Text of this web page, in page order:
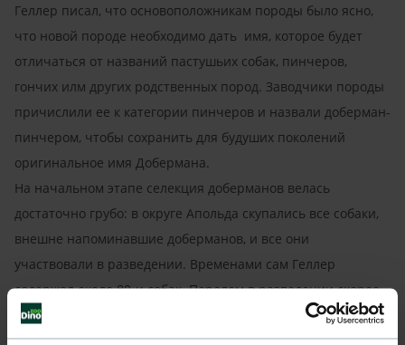
Геллер писал, что основоположникам породы было ясно,
что новой породе необходимо дать имя, которое будет
отличаться от названий пастушьих собак, пинчеров,
гончих илм других родственных пород. Заводчики породы
причислили ее к категории пинчеров и назвали доберман-
пинчером, чтобы сохранить для будуших поколений
оригинальное имя Добермана.
На начальном этапе селекция доберманов велась
достаточно грубо: в округе Апольда скупались все собаки,
внешне напоминавшие доберманов, и все они
участвовали в разведении. Временами сам Геллер
содержал около 80-и собак. Перелом в разведении скорее
всего произошел тогда, когда были созданы первые
питомники и появилась конкуренция среди заводчиков и